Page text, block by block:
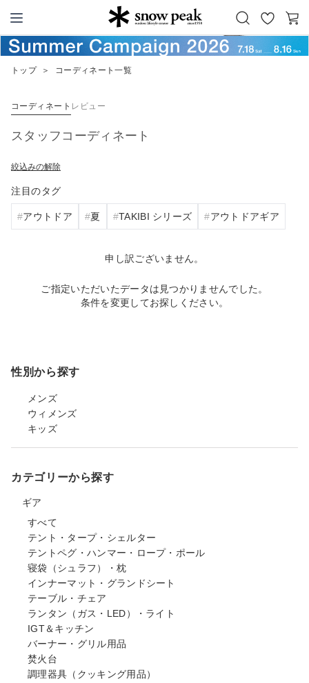
Snow Peak
お
気
カ
ー
トップ ＞ コーディネート一覧
コーディネート レビュー
スタッフコーディネート
絞込みの解除
注目のタグ
アウトドア 夏 TAKIBI シリーズ アウトドアギア
申し訳ございません。
ご指定いただいたデータは見つかりませんでした。
条件を変更してお探しください。
性別から探す
メンズ
ウィメンズ
キッズ
カテゴリーから探す
ギア
すべて
テント・タープ・シェルター
テントペグ・ハンマー・ロープ・ポール
寝袋（シュラフ）・枕
インナーマット・グランドシート
テーブル・チェア
ランタン（ガス・LED）・ライト
IGT＆キッチン
バーナー・グリル用品
焚火台
調理器具（クッキング用品）